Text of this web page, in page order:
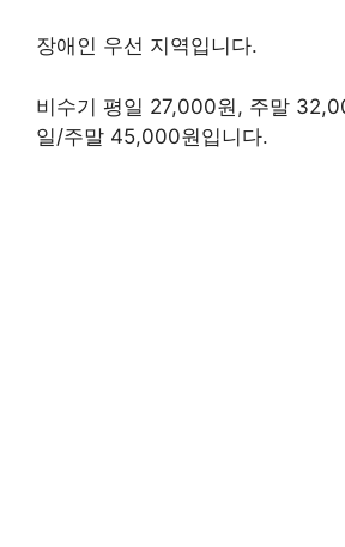
장애인 우선 지역입니다.
비수기 평일 27,000원, 주말
일/주말 45,000원입니다.